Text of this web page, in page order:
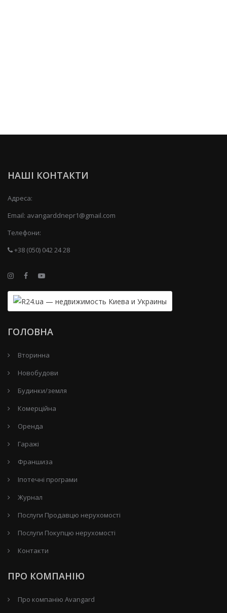
НАШІ КОНТАКТИ
Адреса:
Email: avangarddnepr1@gmail.com
Телефони:
+38 (050) 042 24 28
ГОЛОВНА
Вторинна
Новобудови
Будинки/земля
Комерційна
Оренда
Гаражі
Франшиза
Іпотечні програми
Журнал
Послуги Продавцю нерухомості
Послуги Покупцю нерухомості
Контакти
ПРО КОМПАНІЮ
Про компанію Avangard